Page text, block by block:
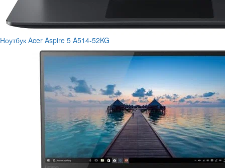
Ноутбук Acer Aspire 5 A514-52KG